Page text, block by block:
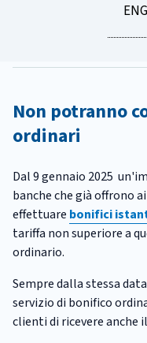
GO
Non potranno
ordinari
Dal 9 gennaio 2025
banche che già offrono
effettuare bonifici
tariffa non superiore a
ordinario.
Sempre dalla stessa
servizio di bonifico
clienti di ricevere anche